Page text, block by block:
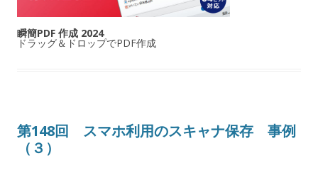
瞬簡PDF 作成 2024
ドラッグ＆ドロップでPDF作成
第148回 スマホ利用のスキャナ保存 事例
（３）